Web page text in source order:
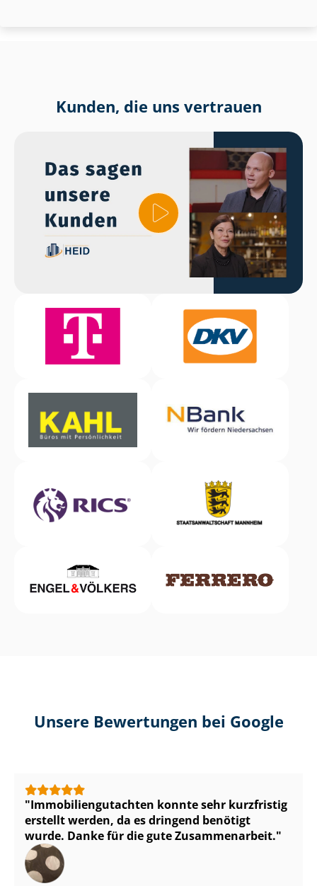
Kunden, die uns vertrauen
Unsere Bewertungen bei Google
Im­mo­bi­li­en­gut­ach­ten konnte sehr kurzfristig
erstellt werden, da es dringend benötigt
wurde. Danke für die gute Zusammenarbeit.